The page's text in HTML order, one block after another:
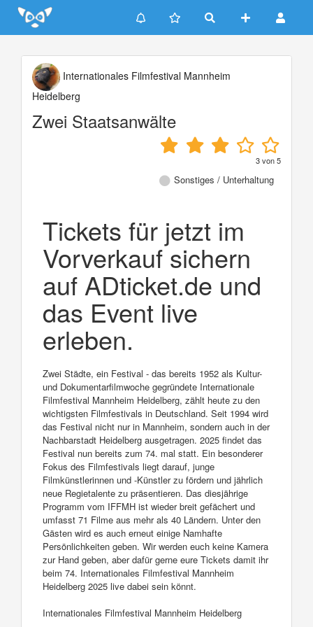
Update cookies preferences
Internationales Filmfestival Mannheim
Heidelberg
Zwei Staatsanwälte
3von5
Sonstiges / Unterhaltung
Tickets für jetzt im
Vorverkauf sichern
auf ADticket.de und
das Event live
erleben.
Zwei Städte, ein Festival - das bereits 1952 als Kultur-
und Dokumentarfilmwoche gegründete Internationale
Filmfestival Mannheim Heidelberg, zählt heute zu den
wichtigsten Filmfestivals in Deutschland. Seit 1994 wird
das Festival nicht nur in Mannheim, sondern auch in der
Nachbarstadt Heidelberg ausgetragen. 2025 findet das
Festival nun bereits zum 74. mal statt. Ein besonderer
Fokus des Filmfestivals liegt darauf, junge
Filmkünstlerinnen und -Künstler zu fördern und jährlich
neue Regietalente zu präsentieren. Das diesjährige
Programm vom IFFMH ist wieder breit gefächert und
umfasst 71 Filme aus mehr als 40 Ländern. Unter den
Gästen wird es auch erneut einige Namhafte
Persönlichkeiten geben. Wir werden euch keine Kamera
zur Hand geben, aber dafür gerne eure Tickets damit ihr
beim 74. Internationales Filmfestival Mannheim
Heidelberg 2025 live dabei sein könnt.
Internationales Filmfestival Mannheim Heidelberg